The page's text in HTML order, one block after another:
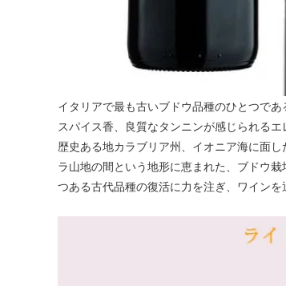
イタリアで最も古いブドウ品種のひとつで
スパイス香、良質なタンニンが感じられるエ
歴史ある地カラブリア州、イオニア海に面
ラ山地の間という地形に恵まれた、ブドウ
つある古代品種の復活に力を注ぎ、ワイン